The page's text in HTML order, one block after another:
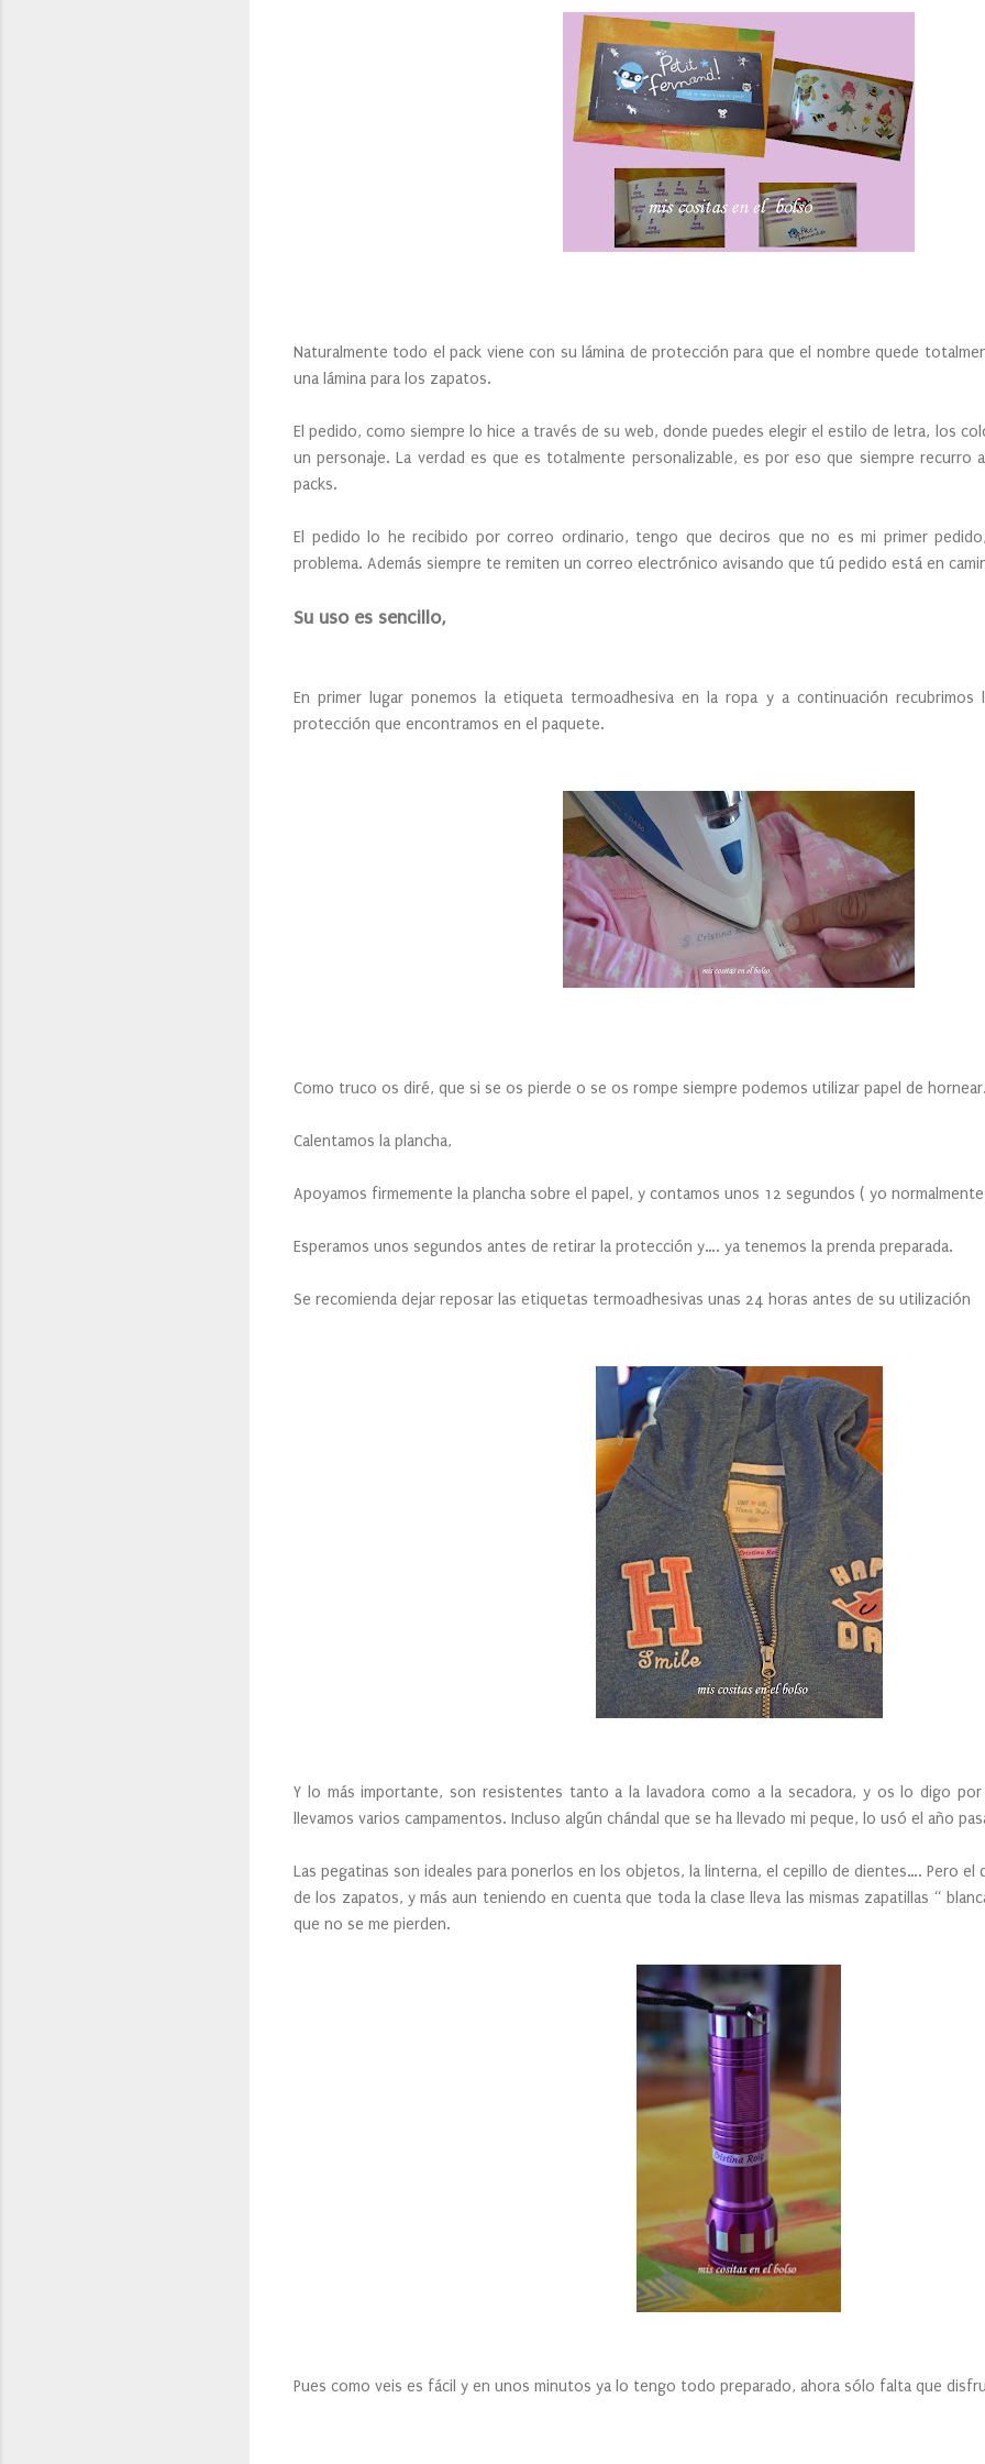
Naturalmente todo el pack viene con su lámina de protección para que el nombre quede
una lámina para los zapatos.
El pedido, como siempre lo hice a través de su web, donde puedes elegir el estilo de letra, los
un personaje. La verdad es que es totalmente personalizable, es por eso que siempre recurro
packs.
El pedido lo he recibido por correo ordinario, tengo que deciros que no es mi primer
problema. Además siempre te remiten un correo electrónico avisando que tú pedido está en
Su uso es sencillo,
En primer lugar ponemos la etiqueta termoadhesiva en la ropa y a continuación
protección que encontramos en el paquete.
Como truco os diré, que si se os pierde o se os rompe siempre podemos utilizar papel de
Calentamos la plancha,
Apoyamos firmemente la plancha sobre el papel, y contamos unos 12 segundos ( yo
Esperamos unos segundos antes de retirar la protección y…. ya tenemos la prenda preparada.
Se recomienda dejar reposar las etiquetas termoadhesivas unas 24 horas antes de su utilización
Y lo más importante, son resistentes tanto a la lavadora como a la secadora, y os lo digo por
llevamos varios campamentos. Incluso algún chándal que se ha llevado mi peque, lo usó el año
Las pegatinas son ideales para ponerlos en los objetos, la linterna, el cepillo de dientes…. Pero el
de los zapatos, y más aun teniendo en cuenta que toda la clase lleva las mismas zapatillas “
que no se me pierden.
Pues como veis es fácil y en unos minutos ya lo tengo todo preparado, ahora sólo falta que